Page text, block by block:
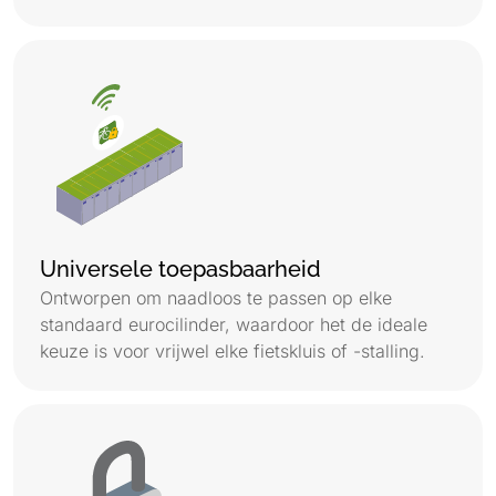
Universele toepasbaarheid
Ontworpen om naadloos te passen op elke
standaard eurocilinder, waardoor het de ideale
keuze is voor vrijwel elke fietskluis of -stalling.